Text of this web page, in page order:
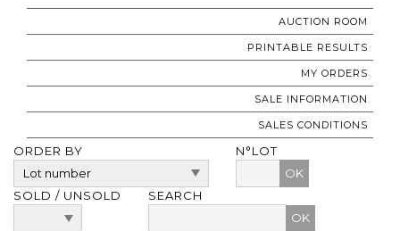
AUCTION ROOM
PRINTABLE RESULTS
MY ORDERS
SALE INFORMATION
SALES CONDITIONS
ORDER BY
N°LOT
OK
SOLD / UNSOLD
SEARCH